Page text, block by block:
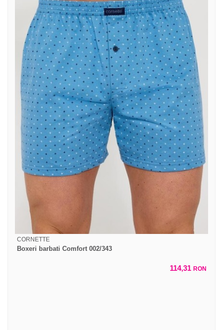
CORNETTE
Boxeri barbati Comfort 002/343
114,31 RON